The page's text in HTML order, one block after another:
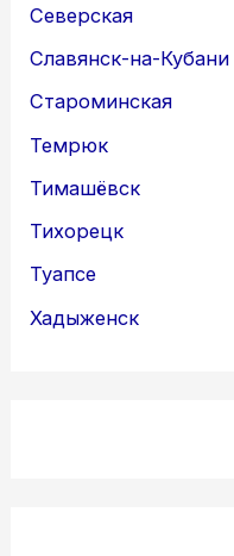
Северская
Славянск-на-Кубани
Староминская
Темрюк
Тимашёвск
Тихорецк
Туапсе
Хадыженск